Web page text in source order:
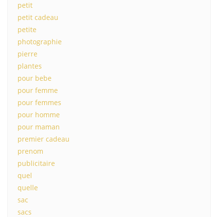
petit
petit cadeau
petite
photographie
pierre
plantes
pour bebe
pour femme
pour femmes
pour homme
pour maman
premier cadeau
prenom
publicitaire
quel
quelle
sac
sacs